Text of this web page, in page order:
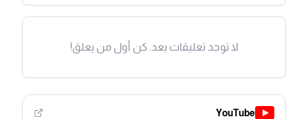
لا توجد تعليقات بعد. كن أول من يعلق!
YouTube